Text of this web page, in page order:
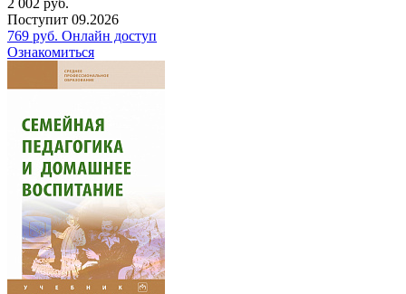
Поступит 09.2026
769 руб. Онлайн доступ
Ознакомиться